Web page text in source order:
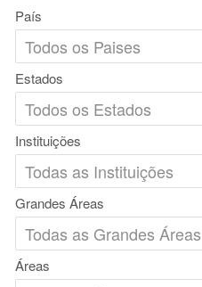
País
Estados
Instituições
Grandes Áreas
Áreas